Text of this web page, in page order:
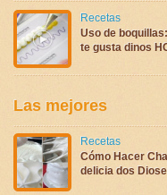
Recetas
Uso de
te gusta dinos
Las mejores
Recetas
Cómo Hacer
delicia dos